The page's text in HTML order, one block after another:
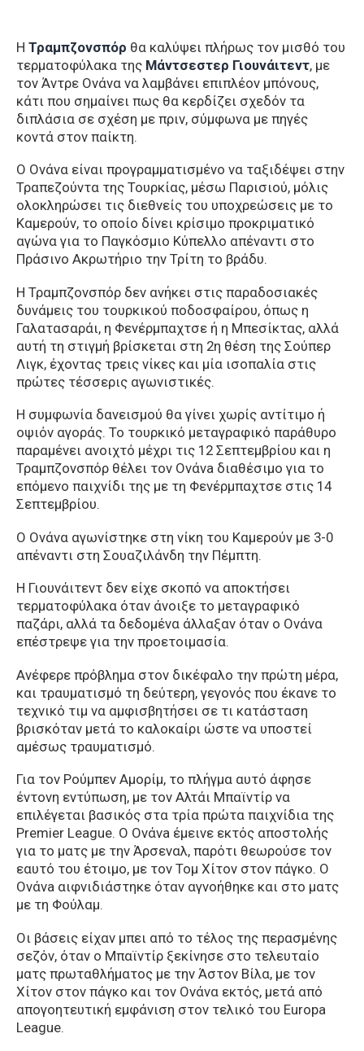
Η Τραμπζονσπόρ θα καλύψει πλήρως τον μισθό του
τερματοφύλακα της Μάντσεστερ Γιουνάιτεντ, με
τον Άντρε Ονάνα να λαμβάνει επιπλέον μπόνους,
κάτι που σημαίνει πως θα κερδίζει σχεδόν τα
διπλάσια σε σχέση με πριν, σύμφωνα με πηγές
κοντά στον παίκτη.
Ο Ονάνα είναι προγραμματισμένο να ταξιδέψει στην
Τραπεζούντα της Τουρκίας, μέσω Παρισιού, μόλις
ολοκληρώσει τις διεθνείς του υποχρεώσεις με το
Καμερούν, το οποίο δίνει κρίσιμο προκριματικό
αγώνα για το Παγκόσμιο Κύπελλο απέναντι στο
Πράσινο Ακρωτήριο την Τρίτη το βράδυ.
Η Τραμπζονσπόρ δεν ανήκει στις παραδοσιακές
δυνάμεις του τουρκικού ποδοσφαίρου, όπως η
Γαλατασαράι, η Φενέρμπαχτσε ή η Μπεσίκτας, αλλά
αυτή τη στιγμή βρίσκεται στη 2η θέση της Σούπερ
Λιγκ, έχοντας τρεις νίκες και μία ισοπαλία στις
πρώτες τέσσερις αγωνιστικές.
Η συμφωνία δανεισμού θα γίνει χωρίς αντίτιμο ή
οψιόν αγοράς. Το τουρκικό μεταγραφικό παράθυρο
παραμένει ανοιχτό μέχρι τις 12 Σεπτεμβρίου και η
Τραμπζονσπόρ θέλει τον Ονάνa διαθέσιμο για το
επόμενο παιχνίδι της με τη Φενέρμπαχτσε στις 14
Σεπτεμβρίου.
Ο Ονάνα αγωνίστηκε στη νίκη του Καμερούν με 3-0
απέναντι στη Σουαζιλάνδη την Πέμπτη.
Η Γιουνάιτεντ δεν είχε σκοπό να αποκτήσει
τερματοφύλακα όταν άνοιξε το μεταγραφικό
παζάρι, αλλά τα δεδομένα άλλαξαν όταν ο Ονάνα
επέστρεψε για την προετοιμασία.
Ανέφερε πρόβλημα στον δικέφαλο την πρώτη μέρα,
και τραυματισμό τη δεύτερη, γεγονός που έκανε το
τεχνικό τιμ να αμφισβητήσει σε τι κατάσταση
βρισκόταν μετά το καλοκαίρι ώστε να υποστεί
αμέσως τραυματισμό.
Για τον Ρούμπεν Αμορίμ, το πλήγμα αυτό άφησε
έντονη εντύπωση, με τον Αλτάι Μπαϊντίρ να
επιλέγεται βασικός στα τρία πρώτα παιχνίδια της
Premier League. Ο Ονάνa έμεινε εκτός αποστολής
για το ματς με την Άρσεναλ, παρότι θεωρούσε τον
εαυτό του έτοιμο, με τον Τομ Χίτον στον πάγκο. Ο
Ονάνa αιφνιδιάστηκε όταν αγνοήθηκε και στο ματς
με τη Φούλαμ.
Οι βάσεις είχαν μπει από το τέλος της περασμένης
σεζόν, όταν ο Μπαϊντίρ ξεκίνησε στο τελευταίο
ματς πρωταθλήματος με την Άστον Βίλα, με τον
Χίτον στον πάγκο και τον Ονάνα εκτός, μετά από
απογοητευτική εμφάνιση στον τελικό του Europa
League.